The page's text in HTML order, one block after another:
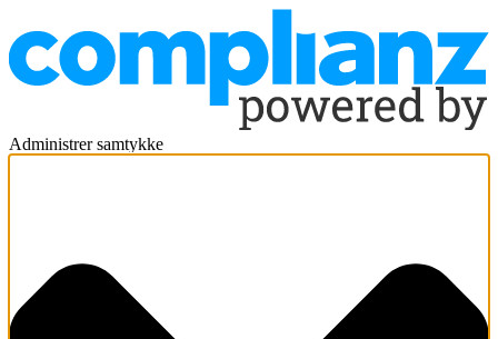
Administrer samtykke